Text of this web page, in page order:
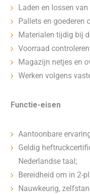
Laden en lossen
Pallets en goederen
Materialen tijdig bij
Voorraad
Magazijn netjes en
Werken volgens
Functie-eisen
Aantoonbare
Geldig
Nederlandse taal;
Bereidheid om in 2-
Nauwkeurig,